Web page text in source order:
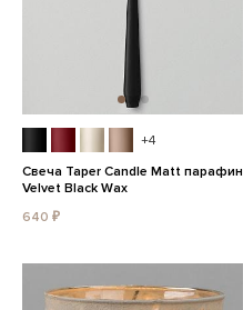
+4
Свеча Taper Candle Matt парафин
Velvet Black Wax
640 ₽